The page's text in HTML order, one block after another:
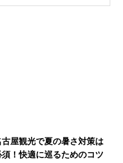
古屋観光で夏の暑さ対策は
須！快適に巡るためのコツ